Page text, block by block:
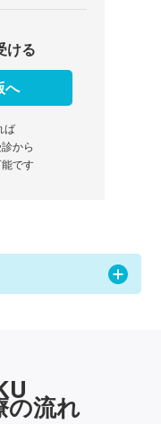
ける
へ
ば
から
です
の流れ